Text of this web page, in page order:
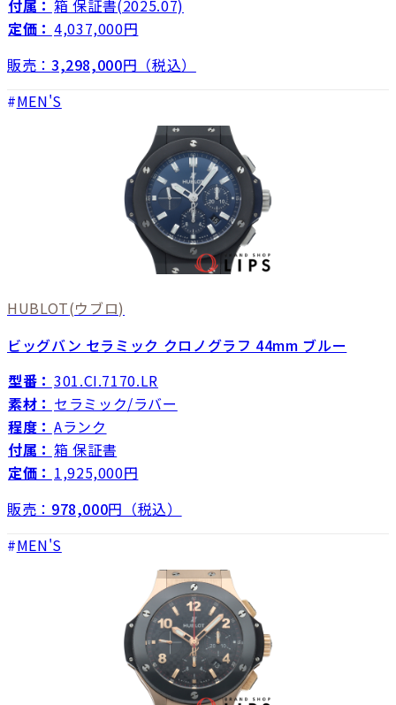
付属： 箱 保証書(2025.07)
定価： 4,037,000円
販売： 3,298,000円（税込）
MEN'S
HUBLOT(ウブロ)
ビッグバン セラミック クロノグラフ 44mm ブルー
型番： 301.CI.7170.LR
素材： セラミック/ラバー
程度： Aランク
付属： 箱 保証書
定価： 1,925,000円
販売： 978,000円（税込）
MEN'S